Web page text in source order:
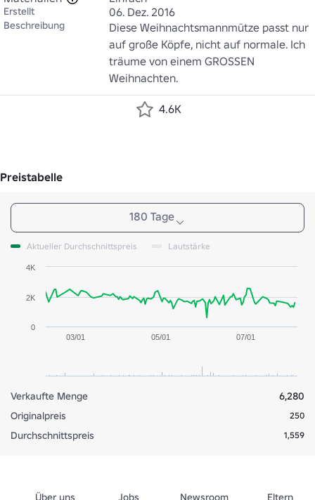
Erstellt 06. Dez. 2016
Beschreibung
Diese Weihnachtsmannmütze passt nur
auf große Köpfe, nicht auf normale. Ich
träume von einem GROSSEN
Weihnachten.
4.6K
Preistabelle
180 Tage
Aktueller Durchschnittspreis Lautstärke
03/01 05/01 07/01
0
2K
4K
Verkaufte Menge
6,280
Originalpreis
250
Durchschnittspreis 1,559
Über uns Jobs Newsroom Eltern